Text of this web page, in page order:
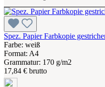
Spez. Papier Farbkopie
Farbe: weiß
Format: A4
Grammatur: 170 g/m2
17,84 € brutto